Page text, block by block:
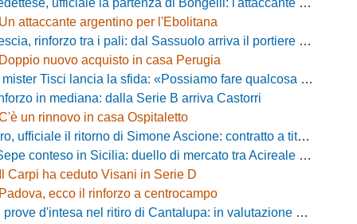
ufficiale la partenza di Bongelli: l'attaccante passa in Serie D
attaccante argentino per l'Ebolitana
rinforzo tra i pali: dal Sassuolo arriva il portiere Gioele Zacchi
nuovo acquisto in casa Perugia
lancia la sfida: «Possiamo fare qualcosa di storico e regalarci la trasferta a Genova»
in mediana: dalla Serie B arriva Castorri
un rinnovo in casa Ospitaletto
il ritorno di Simone Ascione: contratto a titolo definitivo fino al 2029
conteso in Sicilia: duello di mercato tra Acireale e Messina
Carpi ha ceduto Visani in Serie D
ecco il rinforzo a centrocampo
d'intesa nel ritiro di Cantalupa: in valutazione Blazevic e Anton